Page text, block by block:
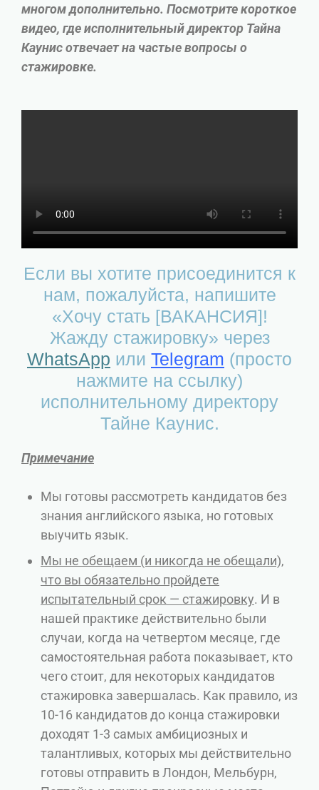
многом дополнительно. Посмотрите короткое
видео, где исполнительный директор Тайна
Каунис отвечает на частые вопросы о
стажировке.
Если вы хотите присоединится к
нам, пожалуйста, напишите
«Хочу стать [ВАКАНСИЯ]!
Жажду стажировку» через
WhatsApp или Telegram (просто
нажмите на ссылку)
исполнительному директору
Тайне Каунис.
Примечание
Мы готовы рассмотреть кандидатов без
знания английского языка, но готовых
выучить язык.
Мы не обещаем (и никогда не обещали),
что вы обязательно пройдете
испытательный срок — стажировку. И в
нашей практике действительно были
случаи, когда на четвертом месяце, где
самостоятельная работа показывает, кто
чего стоит, для некоторых кандидатов
стажировка завершалась. Как правило, из
10-16 кандидатов до конца стажировки
доходят 1-3 самых амбициозных и
талантливых, которых мы действительно
готовы отправить в Лондон, Мельбурн,